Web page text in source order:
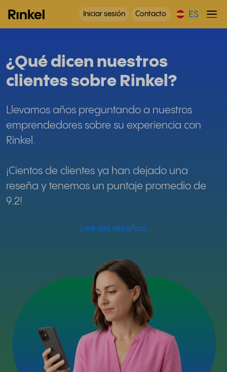
Iniciar sesión Contacto ES
¿Qué dicen nuestros
clientes sobre Rinkel?
Llevamos años preguntando a nuestros
emprendedores sobre su experiencia con
Rinkel.
¡Cientos de clientes ya han dejado una
reseña y tenemos un puntaje promedio de
9.2!
Lee las reseñas